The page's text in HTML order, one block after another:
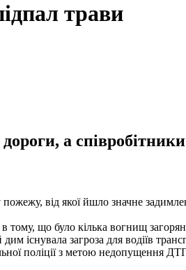
трави
а
від якої йшло значне
тому, що було кілька вогнищ
існувала загроза для водіїв
поліції з метою недопущення